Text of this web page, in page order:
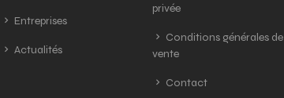
Entreprises
Actualités
privée
Conditions générales de
vente
Contact